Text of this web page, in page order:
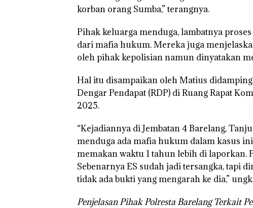
korban orang Sumba,” terangnya.
Pihak keluarga menduga, lambatnya
dari mafia hukum. Mereka juga
oleh pihak kepolisian namun dinyatakan
Hal itu disampaikan oleh Matius
Dengar Pendapat (RDP) di Ruang Rapat
2025.
“Kejadiannya di Jembatan 4 Barelang,
menduga ada mafia hukum dalam kasus
memakan waktu 1 tahun lebih di laporkan.
Sebenarnya ES sudah jadi tersangka, tapi
tidak ada bukti yang mengarah ke dia,”
Penjelasan Pihak Polresta Barelang Terkait